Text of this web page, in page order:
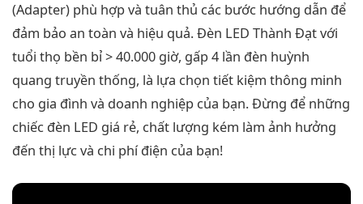
(Adapter) phù hợp và tuân thủ các bước hướng dẫn để
đảm bảo an toàn và hiệu quả. Đèn LED Thành Đạt với
tuổi thọ bền bỉ > 40.000 giờ, gấp 4 lần đèn huỳnh
quang truyền thống, là lựa chọn tiết kiệm thông minh
cho gia đình và doanh nghiệp của bạn. Đừng để những
chiếc đèn LED giá rẻ, chất lượng kém làm ảnh hưởng
đến thị lực và chi phí điện của bạn!